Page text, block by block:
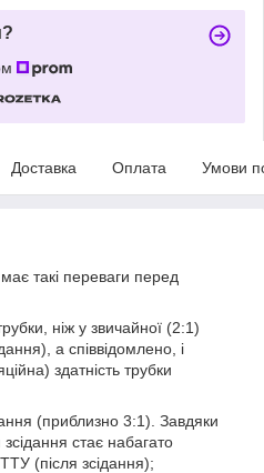
Доставка Оплата Умови
такі переваги перед
ніж у звичайної (2:1)
а співвідомлено, і
здатність трубки
(приблизно 3:1). Завдяки
стає набагато
(після зсідання);